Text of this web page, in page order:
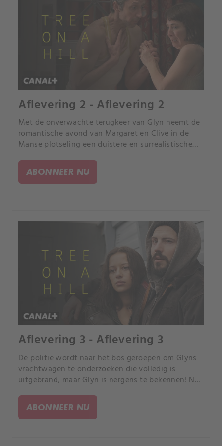
Aflevering 2 - Aflevering 2
Met de onverwachte terugkeer van Glyn neemt de
romantische avond van Margaret en Clive in de
Manse plotseling een duistere en surrealistische
ogen zien of zullen ze vluchten?.
ABONNEER NU
Aflevering 3 - Aflevering 3
De politie wordt naar het bos geroepen om Glyns
vrachtwagen te onderzoeken die volledig is
uitgebrand, maar Glyn is nergens te bekennen! Nu
kunnen Margaret en Clive hun geheim nog
bewaren?.
ABONNEER NU